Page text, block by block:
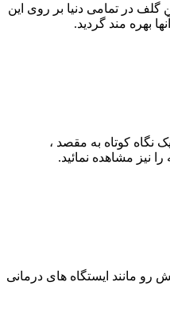
رنگی بیش از 43000 زمین گلف در تمامی دنیا بر روی این
بهره مند گردید.
نگاه کوتاه به مقصد ،
نیز مشاهده نمائید.
رو مانند ایستگاه های درمانی